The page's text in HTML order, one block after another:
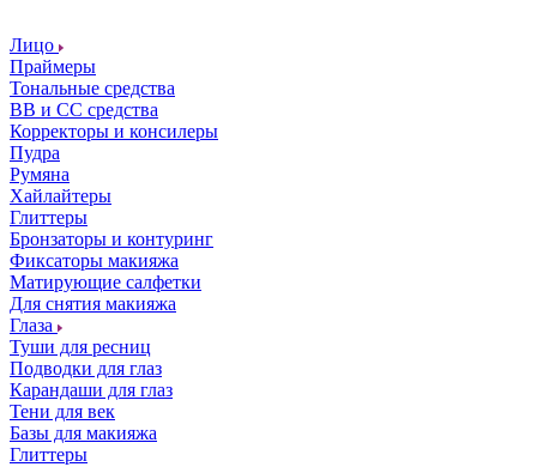
Лицо
Праймеры
Тональные средства
ВВ и СС средства
Корректоры и консилеры
Пудра
Румяна
Хайлайтеры
Глиттеры
Бронзаторы и контуринг
Фиксаторы макияжа
Матирующие салфетки
Для снятия макияжа
Глаза
Туши для ресниц
Подводки для глаз
Карандаши для глаз
Тени для век
Базы для макияжа
Глиттеры